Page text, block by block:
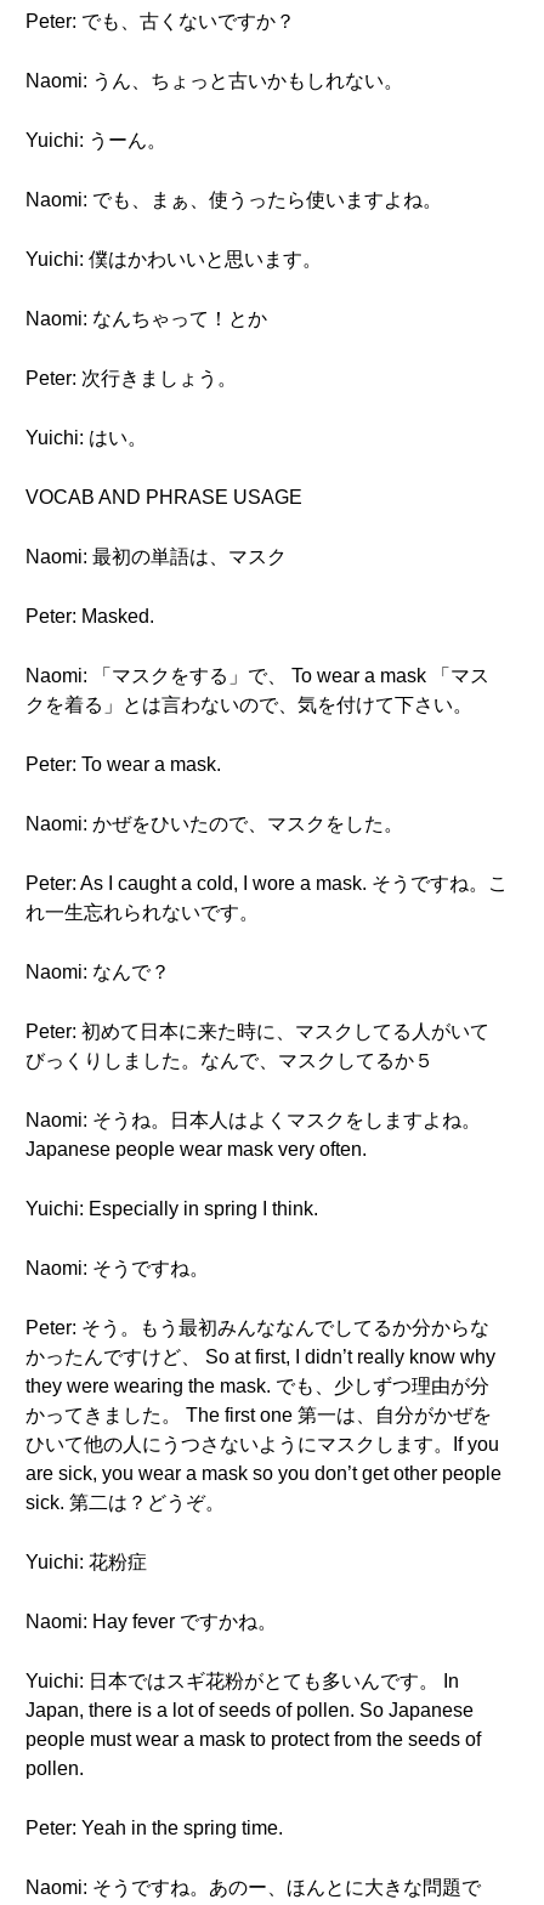
Peter: でも、古くないですか？
Naomi: うん、ちょっと古いかもしれない。
Yuichi: うーん。
Naomi: でも、まぁ、使うったら使いますよね。
Yuichi: 僕はかわいいと思います。
Naomi: なんちゃって！とか
Peter: 次行きましょう。
Yuichi: はい。
VOCAB AND PHRASE USAGE
Naomi: 最初の単語は、マスク
Peter: Masked.
Naomi: 「マスクをする」で、 To wear a mask 「マス
クを着る」とは言わないので、気を付けて下さい。
Peter: To wear a mask.
Naomi: かぜをひいたので、マスクをした。
Peter: As I caught a cold, I wore a mask. そうですね。こ
れ一生忘れられないです。
Naomi: なんで？
Peter: 初めて日本に来た時に、マスクしてる人がいて
びっくりしました。なんで、マスクしてるか５
Naomi: そうね。日本人はよくマスクをしますよね。
Japanese people wear mask very often.
Yuichi: Especially in spring I think.
Naomi: そうですね。
Peter: そう。もう最初みんななんでしてるか分からな
かったんですけど、 So at first, I didn’t really know why
they were wearing the mask. でも、少しずつ理由が分
かってきました。 The first one 第一は、自分がかぜを
ひいて他の人にうつさないようにマスクします。If you
are sick, you wear a mask so you don’t get other people
sick. 第二は？どうぞ。
Yuichi: 花粉症
Naomi: Hay fever ですかね。
Yuichi: 日本ではスギ花粉がとても多いんです。 In
Japan, there is a lot of seeds of pollen. So Japanese
people must wear a mask to protect from the seeds of
pollen.
Peter: Yeah in the spring time.
Naomi: そうですね。あのー、ほんとに大きな問題で